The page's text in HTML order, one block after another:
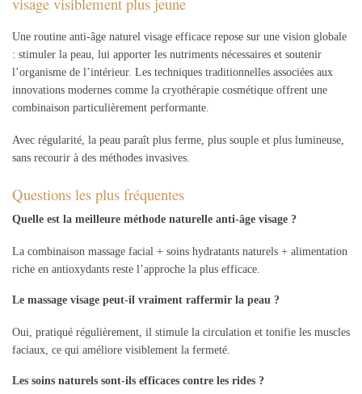
Une routine anti-âge naturel visage efficace repose sur une vision globale
: stimuler la peau, lui apporter les nutriments nécessaires et soutenir
l’organisme de l’intérieur. Les techniques traditionnelles associées aux
innovations modernes comme la cryothérapie cosmétique offrent une
combinaison particulièrement performante.
Avec régularité, la peau paraît plus ferme, plus souple et plus lumineuse,
sans recourir à des méthodes invasives.
Questions les plus fréquentes
Quelle est la meilleure méthode naturelle anti-âge visage ?
La combinaison massage facial + soins hydratants naturels + alimentation
riche en antioxydants reste l’approche la plus efficace.
Le massage visage peut-il vraiment raffermir la peau ?
Oui, pratiqué régulièrement, il stimule la circulation et tonifie les muscles
faciaux, ce qui améliore visiblement la fermeté.
Les soins naturels sont-ils efficaces contre les rides ?